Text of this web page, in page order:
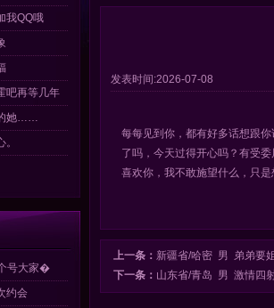
我QQ哦
吧再等几年
她……
号大家�
约会
发表时间:2026-07-08
每每见到你，都有好多话想跟
了吗，今天过得开心吗？有受
喜欢你，我不敢施望什么，只
上一条： 新疆省/哈密 男 弟弟要
下一条： 山东省/青岛 男 激情四